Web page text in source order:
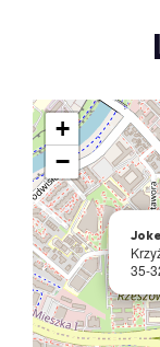
35-
+
−